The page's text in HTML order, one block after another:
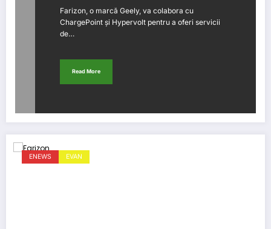
Farizon, o marcă Geely, va colabora cu
ChargePoint și Hypervolt pentru a oferi servicii
de…
Read More
ENEWS EVAN